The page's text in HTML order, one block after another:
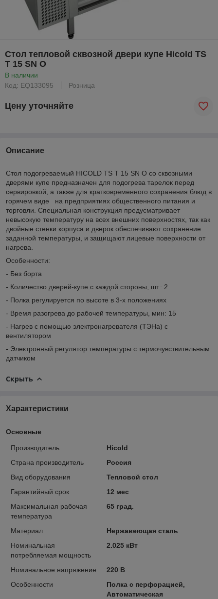
Стол тепловой сквозной двери купе Hicold TS
T 15 SN O
В наличии
Код: EQ133095
Розница
Цену уточняйте
Описание
Стол подогреваемый HICOLD TS T 15 SN O со сквозными
дверями купе предназначен для подогрева тарелок перед
сервировкой, а также для кратковременного сохранения блюд в
горячем виде на предприятиях общественного питания и
торговли. Специальная конструкция предусматривает
невысокую температуру на всех внешних поверхностях, так как
двойные стенки корпуса и дверок обеспечивают сохранение
заданной температуры, и защищают лицевые поверхности от
нагрева.
Особенности:
- Без борта
- Количество дверей-купе с каждой стороны, шт.: 2
- Полка регулируется по высоте в 3-х положениях
- Время разогрева до рабочей температуры, мин: 15
- Нагрев с помощью электронагревателя (ТЭНа) с
вентилятором
- Электронный регулятор температуры с термочувствительным
датчиком
Скрыть
Характеристики
Основные
Производитель
Hicold
Страна производитель
Россия
Вид оборудования
Тепловой стол
Гарантийный срок
12 мес
Максимальная рабочая
температура
65 град.
Материал
Нержавеющая сталь
Номинальная
потребляемая мощность
2.025 кВт
Номинальное напряжение
220 В
Особенности
Полка с перфорацией,
Автоматическая